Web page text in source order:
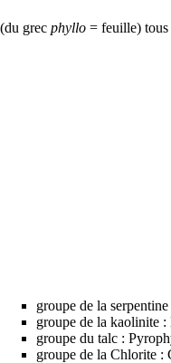
(du grec phyllo = feuille) tous
groupe de la serpentine
groupe de la kaolinite
groupe du talc :
groupe de la Chlorite :